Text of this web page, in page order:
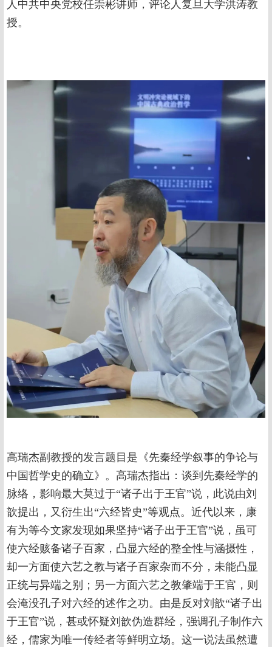
人中共中央党校任崇彬讲师，评论人复旦大学洪涛教
授。
高瑞杰副教授的发言题目是《先秦经学叙事的争论与
中国哲学史的确立》。高瑞杰指出：谈到先秦经学的
脉络，影响最大莫过于“诸子出于王官”说，此说由刘
歆提出，又衍生出“六经皆史”等观点。近代以来，康
有为等今文家发现如果坚持“诸子出于王官”说，虽可
使六经赅备诸子百家，凸显六经的整全性与涵摄性，
却一方面使六艺之教与诸子百家杂而不分，未能凸显
正统与异端之别；另一方面六艺之教肇端于王官，则
会淹没孔子对六经的述作之功。由是反对刘歆“诸子出
于王官”说，甚或怀疑刘歆伪造群经，强调孔子制作六
经，儒家为唯一传经者等鲜明立场。这一说法虽然遭